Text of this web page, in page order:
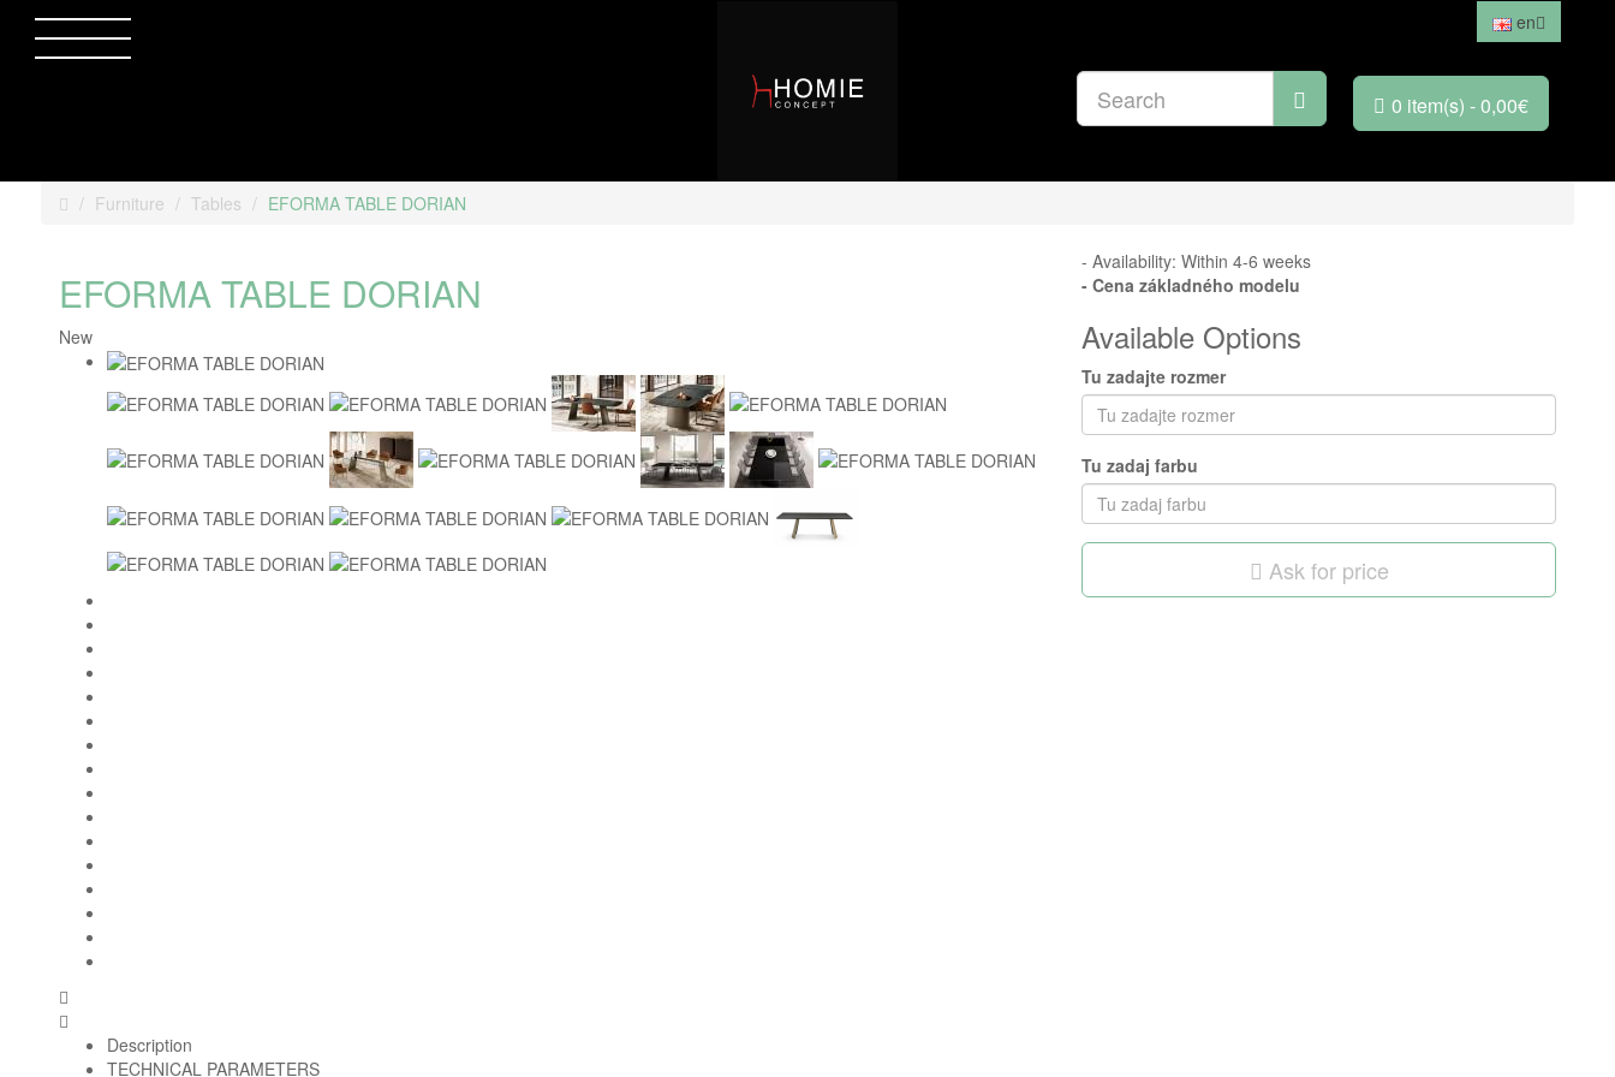
en
0 item(s) - 0,00€
Furniture Tables EFORMA TABLE DORIAN
EFORMA TABLE DORIAN
New
Description
TECHNICAL PARAMETERS
- Availability: Within 4-6 weeks
- Cena základného modelu
Available Options
Tu zadajte rozmer
Tu zadaj farbu
Ask for price